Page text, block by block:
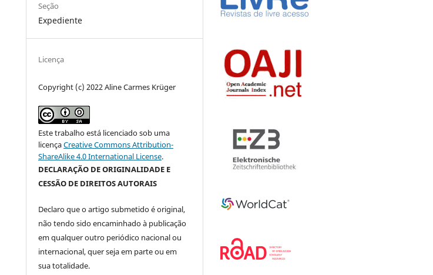
Seção
Expediente
Licença
Copyright (c) 2022 Aline Carmes Krüger
Este trabalho está licenciado sob uma
licençaCreative Commons Attribution-
ShareAlike 4.0 International License.
DECLARAÇÃO DE ORIGINALIDADE E
CESSÃO DE DIREITOS AUTORAIS
Declaro que o artigo submetido é original,
não tendo sido encaminhado à publicação
em qualquer outro periódico nacional ou
internacional, quer seja em parte ou em
sua totalidade.